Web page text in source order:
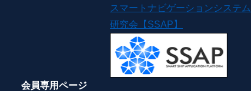
スマートナビゲーションシステム
研究会【SSAP】
会員専用ページ